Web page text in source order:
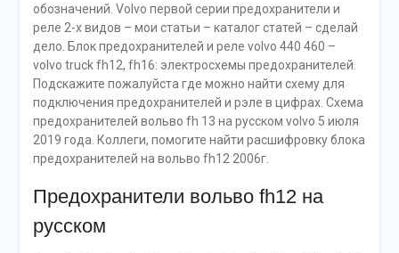
обозначений. Volvo первой серии предохранители и
реле 2-х видов – мои статьи – каталог статей – сделай
дело. Блок предохранителей и реле volvo 440 460 –
volvo truck fh12, fh16: электросхемы предохранителей.
Подскажите пожалуйста где можно найти схему для
подключения предохранителей и рэле в цифрах. Схема
предохранителей вольво fh 13 на русском volvo 5 июля
2019 года. Коллеги, помогите найти расшифровку блока
предохранителей на вольво fh12 2006г.
Предохранители вольво fh12 на
русском